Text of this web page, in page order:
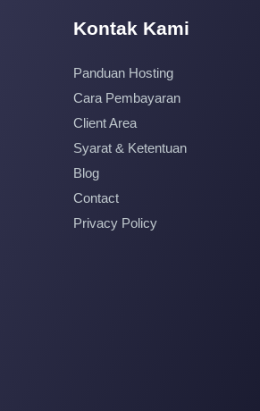
Kontak Kami
Panduan Hosting
Cara Pembayaran
Client Area
Syarat & Ketentuan
Blog
Contact
Privacy Policy